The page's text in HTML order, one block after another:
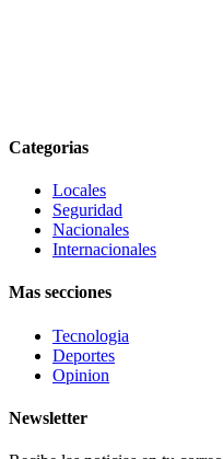
Categorias
Locales
Seguridad
Nacionales
Internacionales
Mas secciones
Tecnologia
Deportes
Opinion
Newsletter